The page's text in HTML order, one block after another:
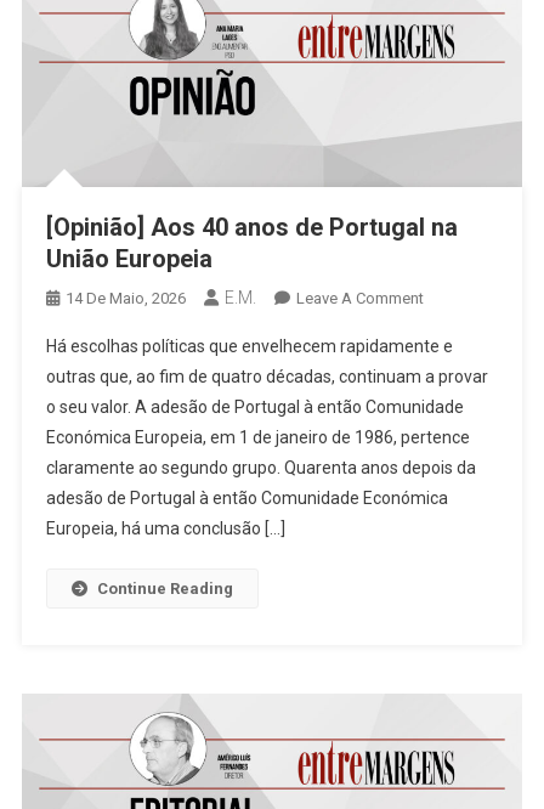
[Opinião] Aos 40 anos de Portugal na
União Europeia
14 De Maio, 2026 E.M. Leave A CommentOn
Aos
40
Anos
De
Portugal
Na
Há escolhas políticas que envelhecem rapidamente e
outras que, ao fim de quatro décadas, continuam a provar
o seu valor. A adesão de Portugal à então Comunidade
Económica Europeia, em 1 de janeiro de 1986, pertence
claramente ao segundo grupo. Quarenta anos depois da
adesão de Portugal à então Comunidade Económica
Europeia, há uma conclusão […]
Continue Reading